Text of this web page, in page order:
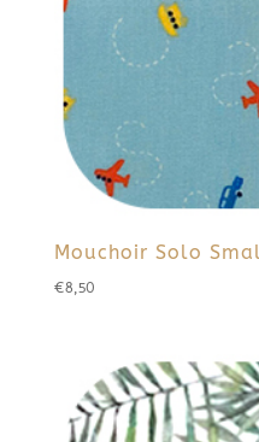
Mouchoir Solo
€8,50